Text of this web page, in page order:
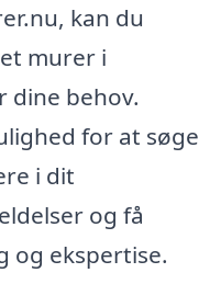
kan du
murer i
dine behov.
for at søge
i dit
og få
og ekspertise.